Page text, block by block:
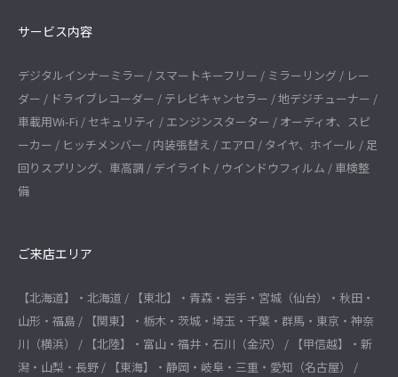
サービス内容
デジタルインナーミラー / スマートキーフリー / ミラーリング / レー
ダー / ドライブレコーダー / テレビキャンセラー / 地デジチューナー /
車載用Wi-Fi / セキュリティ / エンジンスターター / オーディオ、スピ
ーカー / ヒッチメンバー / 内装張替え / エアロ / タイヤ、ホイール / 足
回りスプリング、車高調 / デイライト / ウインドウフィルム / 車検整
備
ご来店エリア
【北海道】・北海道 / 【東北】・青森・岩手・宮城（仙台）・秋田・
山形・福島 / 【関東】・栃木・茨城・埼玉・千葉・群馬・東京・神奈
川（横浜） / 【北陸】・富山・福井・石川（金沢） / 【甲信越】・新
潟・山梨・長野 / 【東海】・静岡・岐阜・三重・愛知（名古屋） /